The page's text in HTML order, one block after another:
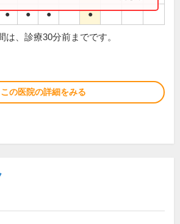
● ● ● ●
は、診療30分前までです。
この医院の詳細をみる